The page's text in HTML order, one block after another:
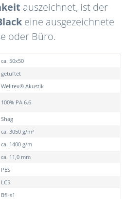
auszeichnet, ist der
eine ausgezeichnete
oder Büro.
ca. 50x50
getuftet
Welltex® Akustik
100% PA 6.6
Shag
ca. 3050 g/m²
ca. 1400 g/m
ca. 11,0 mm
PES
LC5
Bfl-s1